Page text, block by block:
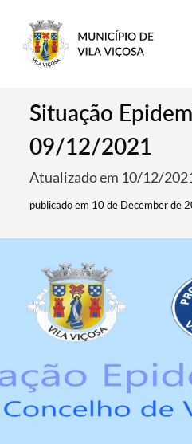
Situação
09/12/2021
Atualizado em 10/12/
publicado em 10 de December de